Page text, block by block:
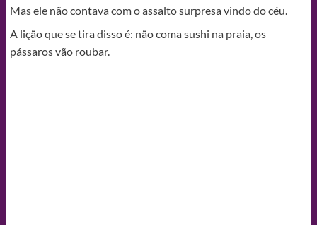
Mas ele não contava com o assalto surpresa vindo do céu.
A lição que se tira disso é: não coma sushi na praia, os
pássaros vão roubar.